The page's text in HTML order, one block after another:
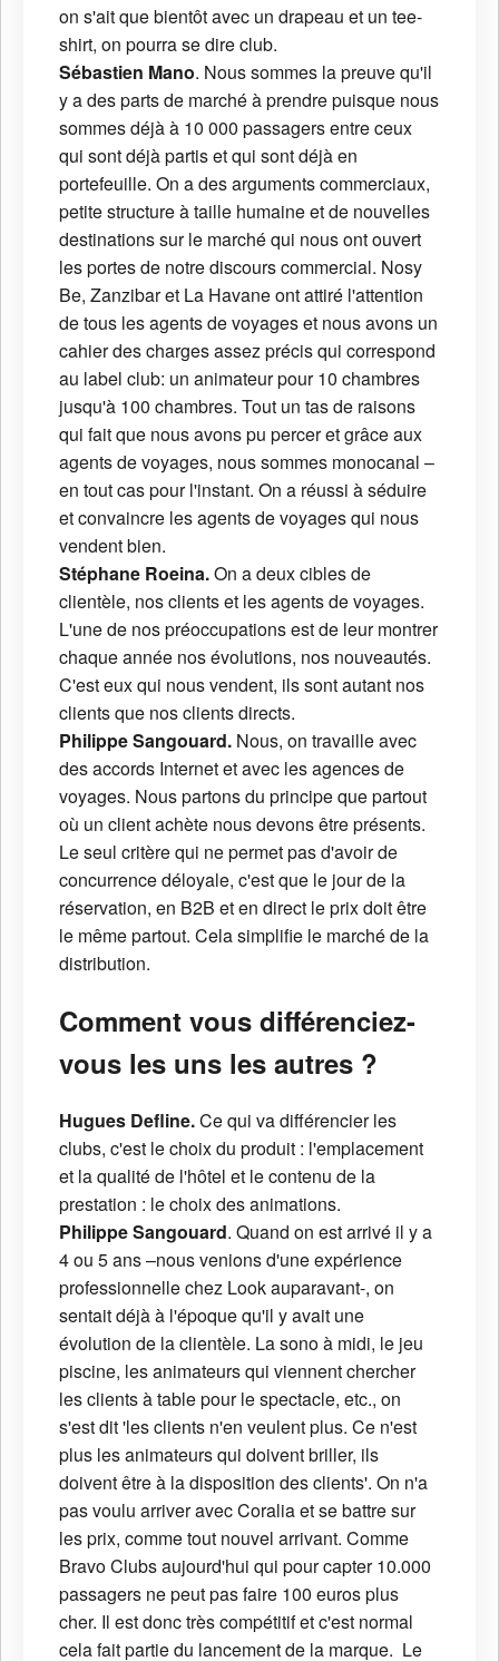
on s'ait que bientôt avec un drapeau et un tee-
shirt, on pourra se dire club.
Sébastien Mano. Nous sommes la preuve qu'il
y a des parts de marché à prendre puisque nous
sommes déjà à 10 000 passagers entre ceux
qui sont déjà partis et qui sont déjà en
portefeuille. On a des arguments commerciaux,
petite structure à taille humaine et de nouvelles
destinations sur le marché qui nous ont ouvert
les portes de notre discours commercial. Nosy
Be, Zanzibar et La Havane ont attiré l'attention
de tous les agents de voyages et nous avons un
cahier des charges assez précis qui correspond
au label club: un animateur pour 10 chambres
jusqu'à 100 chambres. Tout un tas de raisons
qui fait que nous avons pu percer et grâce aux
agents de voyages, nous sommes monocanal –
en tout cas pour l'instant. On a réussi à séduire
et convaincre les agents de voyages qui nous
vendent bien.
Stéphane Roeina.On a deux cibles de
clientèle, nos clients et les agents de voyages.
L'une de nos préoccupations est de leur montrer
chaque année nos évolutions, nos nouveautés.
C'est eux qui nous vendent, ils sont autant nos
clients que nos clients directs.
Philippe Sangouard. Nous, on travaille avec
des accords Internet et avec les agences de
voyages. Nous partons du principe que partout
où un client achète nous devons être présents.
Le seul critère qui ne permet pas d'avoir de
concurrence déloyale, c'est que le jour de la
réservation, en B2B et en direct le prix doit être
le même partout. Cela simplifie le marché de la
distribution.
Comment vous différenciez-
vous les uns les autres ?
Hugues Defline.Ce qui va différencier les
clubs, c'est le choix du produit : l'emplacement
et la qualité de l'hôtel et le contenu de la
prestation : le choix des animations.
Philippe Sangouard. Quand on est arrivé il y a
4 ou 5 ans –nous venions d'une expérience
professionnelle chez Look auparavant-, on
sentait déjà à l'époque qu'il y avait une
évolution de la clientèle. La sono à midi, le jeu
piscine, les animateurs qui viennent chercher
les clients à table pour le spectacle, etc., on
s'est dit 'les clients n'en veulent plus. Ce n'est
plus les animateurs qui doivent briller, ils
doivent être à la disposition des clients'. On n'a
pas voulu arriver avec Coralia et se battre sur
les prix, comme tout nouvel arrivant. Comme
Bravo Clubs aujourd'hui qui pour capter 10.000
passagers ne peut pas faire 100 euros plus
cher. Il est donc très compétitif et c'est normal
cela fait partie du lancement de la marque. Le